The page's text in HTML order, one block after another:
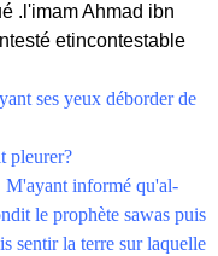
. l'imam Ahmad ibn
etincontestable
ses yeux déborder de
pleurer?
informé qu'al-
le prophète sawas puis
sentir la terre sur laquelle